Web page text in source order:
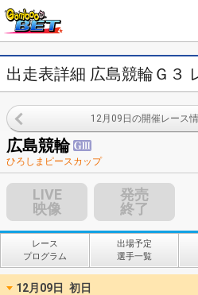
出走表詳細 広島競輪Ｇ３
12月09日の開催レース
広島競輪
ひろしまピースカップ
LIVE
映像
発売
終了
レース
プログラム
出場予定
選手一覧
12月09日 初日